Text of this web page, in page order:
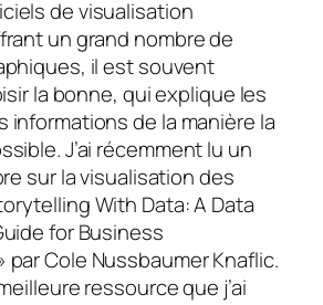
de visualisation
un grand nombre de
il est souvent
la bonne, qui explique les
informations de la manière la
J’ai récemment lu un
sur la visualisation des
With Data: A Data
for Business
par Cole Nussbaumer Knaflic.
ressource que j’ai